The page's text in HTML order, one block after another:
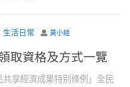
生活日常 黃小蛙
取資格及方式一覽
享經濟成果特别條例」全民